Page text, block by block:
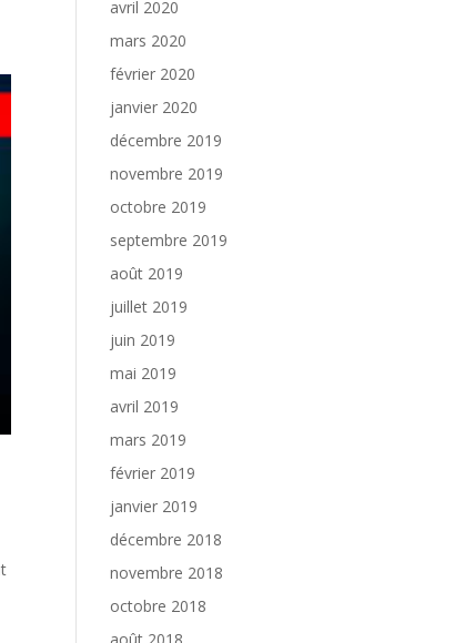
avril 2020
mars 2020
février 2020
janvier 2020
décembre 2019
novembre 2019
octobre 2019
septembre 2019
août 2019
juillet 2019
juin 2019
mai 2019
avril 2019
mars 2019
février 2019
janvier 2019
décembre 2018
novembre 2018
octobre 2018